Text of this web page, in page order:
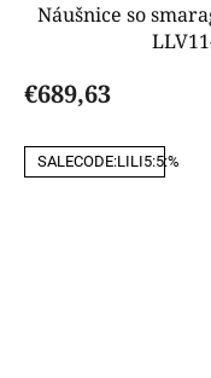
Náušnice so
€689,63
SALECODE:LILI5:5:%